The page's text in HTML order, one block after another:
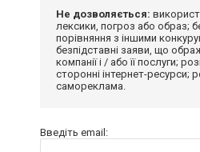
Не дозволяється:
лексики, погроз або образ;
порівняння з іншими
безпідставні заяви, що
компанії і / або її послуги;
сторонні інтернет-ресурси;
самореклама.
Введіть email: